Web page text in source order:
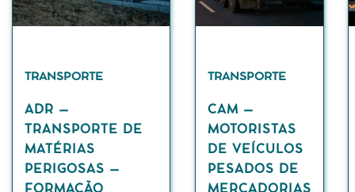
TRANSPORTE
ADR –
TRANSPORTE DE
MATÉRIAS
PERIGOSAS –
TRANSPORTE
CAM –
MOTORISTAS
DE VEÍCULOS
PESADOS DE